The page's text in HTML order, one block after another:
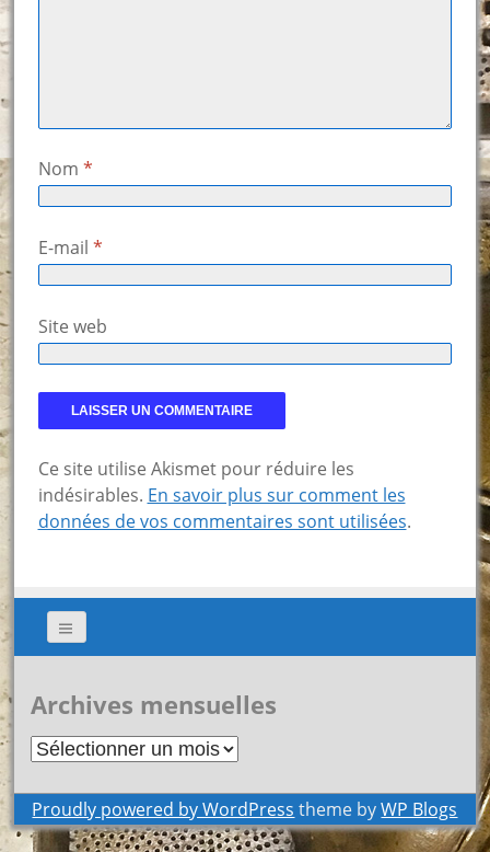
Nom *
E-mail *
Site web
Ce site utilise Akismet pour réduire les
indésirables. En savoir plus sur comment les
données de vos commentaires sont utilisées.
Archives mensuelles
Archives
Proudly powered by WordPress theme byWP Blogs